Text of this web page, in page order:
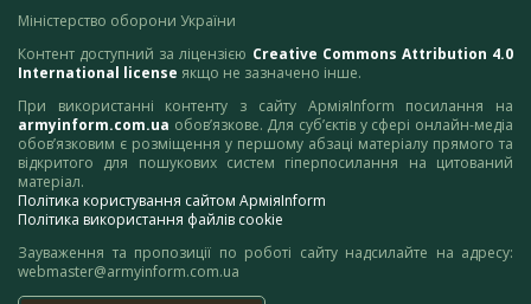
Міністерство оборони України
Контент доступний за ліцензією Creative Commons Attribution 4.0
International license якщо не зазначено інше.
При використанні контенту з сайту АрміяInform посилання на
armyinform.com.ua обов’язкове. Для суб’єктів у сфері онлайн-медіа
обов’язковим є розміщення у першому абзаці матеріалу прямого та
відкритого для пошукових систем гіперпосилання на цитований
матеріал.
Політика користування сайтом АрміяInform
Політика використання файлів cookie
Зауваження та пропозиції по роботі сайту надсилайте на адресу:
webmaster@armyinform.com.ua